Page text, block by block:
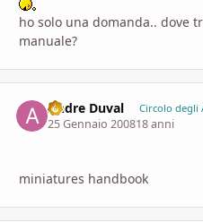
ho solo una domanda.. dove
manuale?
Andre Duval Circolo degli
25 Gennaio 200818 anni
miniatures handbook